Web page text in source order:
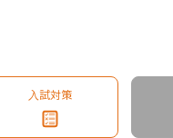
入試対策